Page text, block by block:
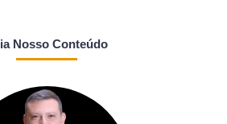
Nosso Conteúdo